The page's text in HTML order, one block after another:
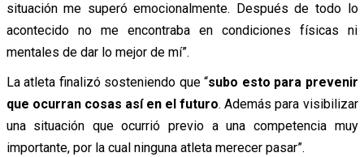
situación me superó emocionalmente. Después de todo lo
acontecido no me encontraba en condiciones físicas ni
mentales de dar lo mejor de mí”.
La atleta finalizó sosteniendo que “subo esto para prevenir
que ocurran cosas así en el futuro. Además para visibilizar
una situación que ocurrió previo a una competencia muy
importante, por la cual ninguna atleta merecer pasar”.